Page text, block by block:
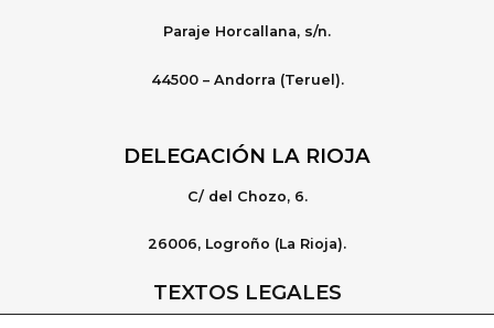
Paraje Horcallana, s/n.
44500 – Andorra (Teruel).
DELEGACIÓN LA RIOJA
C/ del Chozo, 6.
26006, Logroño (La Rioja).
TEXTOS LEGALES